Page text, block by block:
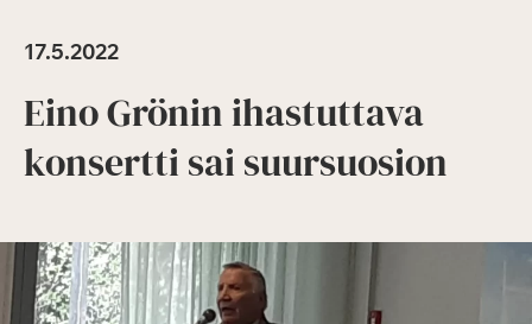
17.5.2022
Eino Grönin ihastuttava
konsertti sai suursuosion